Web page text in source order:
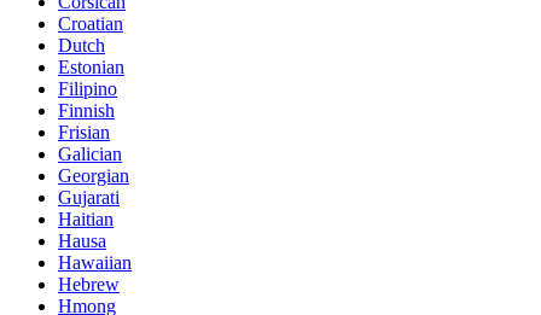
Croatian
Dutch
Estonian
Filipino
Finnish
Frisian
Galician
Georgian
Gujarati
Haitian
Hausa
Hawaiian
Hebrew
Hmong